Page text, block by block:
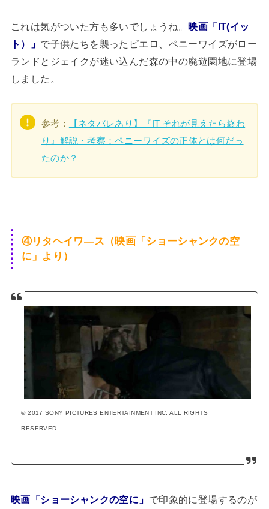
これは気がついた方も多いでしょうね。映画「IT(イッ
ト）」 で子供たちを襲ったピエロ、ペニーワイズがロー
ランドとジェイクが迷い込んだ森の中の廃遊園地に登場
しました。
参考：
【ネタバレあり】『IT それが見えたら終わ
り』解説・考察：ペニーワイズの正体とは何だっ
たのか？
④リタヘイワ―ス（映画「ショーシャンクの空
に」より）
© 2017 SONY PICTURES ENTERTAINMENT INC. ALL RIGHTS
RESERVED.
映画「ショーシャンクの空に」 で印象的に登場するのが